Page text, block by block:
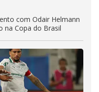
com Odair Helmann
na Copa do Brasil